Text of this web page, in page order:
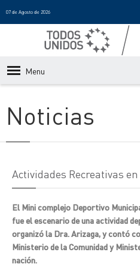
07 de Agosto de 2026
Menu
Noticias
Actividades Recreativas
El Mini complejo Deportivo
fue el escenario de una actividad
organizó la Dra. Arizaga, y contó
Ministerio de la Comunidad y
nación.